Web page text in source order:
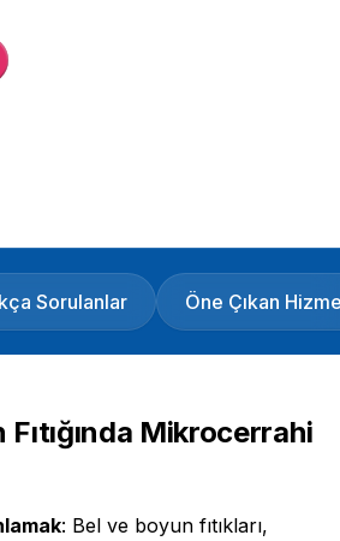
Sorulanlar Öne Çıkan
Mikrocerrahi
: Bel ve boyun fıtıkları,